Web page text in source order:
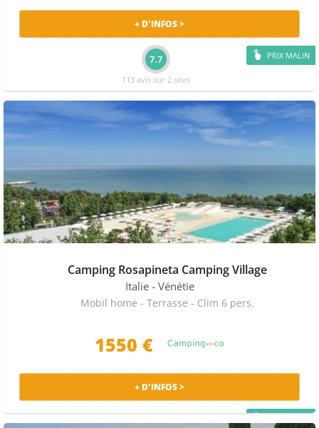
PRIX MALIN
+ D'INFOS >
7.7
113 avis sur 2 sites
Camping Rosapineta Camping Village
Italie - Vénétie
Mobil home - Terrasse - Clim 6 pers.
1550 €
+ D'INFOS >